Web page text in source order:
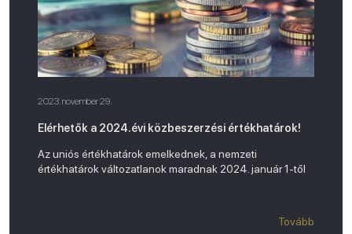
2023. november 29.
Elérhetők a 2024.évi közbeszerzési értékhatárok!
Az uniós értékhatárok emelkednek, a nemzeti
értékhatárok változatlanok maradnak 2024. január 1-től
Tovább